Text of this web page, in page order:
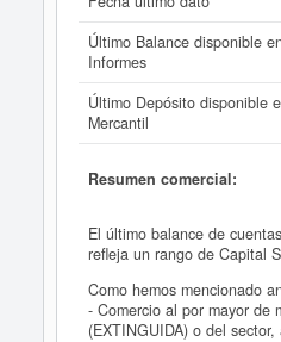
Último Balance disponible
Informes
Último Depósito disponible
Mercantil
Resumen comercial:
El último balance de
refleja un rango de Capital
Como hemos mencionado
- Comercio al por mayor de
(EXTINGUIDA) o del